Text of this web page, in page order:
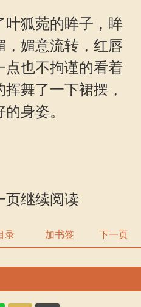
狐菀的眸子，眸
，媚意流转，红唇
点也不拘谨的看着
舞了一下裙摆，
身姿。
继续阅读
录 加书签 下一页